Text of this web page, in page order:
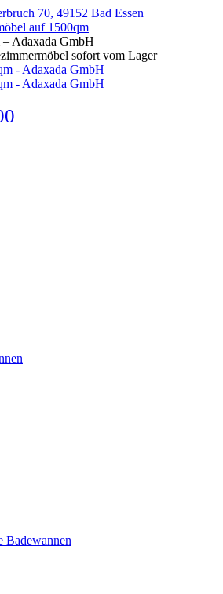
70, 49152 Bad Essen
auf 1500qm
Adaxada GmbH
sofort vom Lager
Badewannen